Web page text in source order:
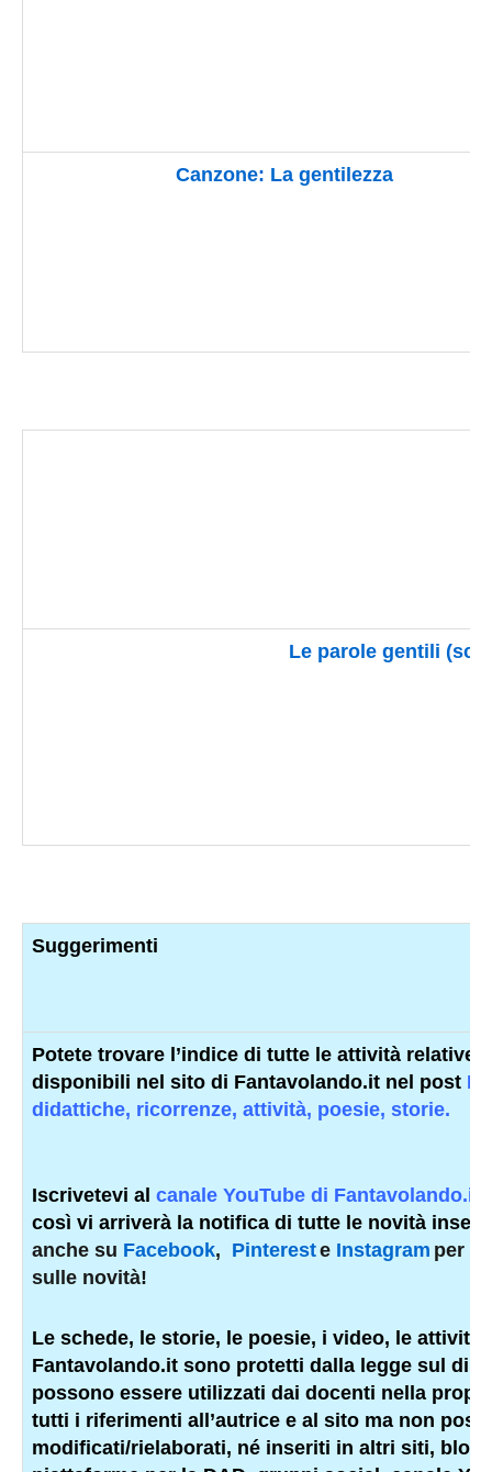
Canzone: La gentilezza
Le parole gentili
Suggerimenti
Potete trovare l’indice di tutte le attività relative
disponibili nel sito di Fantavolando.it nel post
didattiche, ricorrenze, attività, poesie, storie.
Iscrivetevi al canale YouTube di Fantavolando.it
così vi arriverà la notifica di tutte le novità
anche su Facebook, Pintereste Instagram per
sulle novità!
Le schede, le storie, le poesie, i video, le attività
Fantavolando.it sono protetti dalla legge sul
possono essere utilizzati dai docenti nella
tutti i riferimenti all’autrice e al sito ma non
modificati/rielaborati, né inseriti in altri siti,